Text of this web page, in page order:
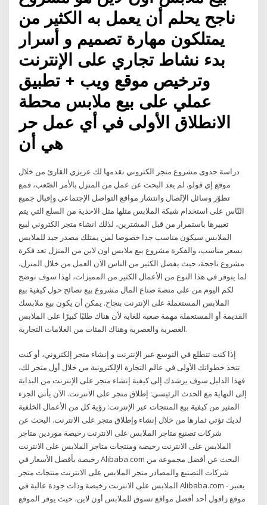
ناجح يحلم أن يعمل به الكثير من
يمتلكون مهارة تصميم و أسرار
بدء نشاط تجاري على الإنترنت
وترخيص موقع ويب + تطبيق
عملي على بيع ملابس محطة
الانطلاق الأولى في أي عمل حر
هي أن
دراسة جدوى مشروع متجر الكتروني نقدمها لك عزيزي القارئ من خلال
موقع إي قولو. لم يعد البحث عن عمل من المنزل بالأمر الصّعب، فمع
تطوّر وسائل الإتّصال وانتشار مواقع التواصل الإجتماعي وإقبال جميع
النّاس على استخدام شبكة الملابس مثلها مثل الاحذية من السلع التي يتم
تغييرها باستمرار من قبل المشترين، لذلك انشاء متجر الكتروني لبيع
الملابس سيكون مناسب جدا خصوصا لمن يمتلك مصدر جيد للملابس
بسعر مناسب، والفكرة مشروع بيع ملابس اون لاين من المنزل تعد فكرة
مشروع ناجحة، حيث يفضل الكثير من الناس الآن العمل من خلال المنزل،
لما يتوفر في هذا النوع من الأعمال الكثير من المميزات، لهذا سوف نوضح
لكم اليوم من على منصة صناع المال مشروع بيع نصائح حول كيفية بيع
الملابس المستعملة على الإنترنت بنجاح. يمكن أن يكون بيع ملابسك
القديمة أو المستعملة مهمة صعبة للغاية لأن هناك طلبًا كبيرًا على الملابس
العصرية والعصرية وهناك المئات من العلامات التجارية.
إذا كنت تتطلع في التوسع عبر الإنترنت و إنشاء متجر إلكتروني، أو كنت
تتخذ خطواتك الأولى في عالم التجارة الإلكترونية من خلال أول متجر لك،
فهذا الدليل سوف يرشدك إلى كيفية إنشاء متجر على الإنترنت من البداية
إلى النهاية مع الحدث الرئيسي: إطلاق متجر على الانترنت. الآن يأتي الجزء
المثير من كيفية بيع المنتجات عبر الإنترنت: رؤية كل من الأعمال الخلفية
لديك تؤتي ثمارها من خلال إنشاء وإطلاق متجر على الانترنت. البحث عن
شركات تصنيع متاجر الملابس على الانترنت رخيصة موردين متاجر
الملابس على الانترنت رخيصة ومنتجات متاجر الملابس على الانترنت
رخيصة بأفضل الأسعار في Alibaba.com البحث عن أفضل مجموعة من
شركات التصنيع والمصادر متجر الملابس على الانترنت منتجات متجر
الملابس على الانترنت رخيصة وذات جودة عالية في Alibaba.com - يعتبر
موقع زافول أحد أفضل مواقع تسوق للملابس أون لاين، حيث يوفر الموقع